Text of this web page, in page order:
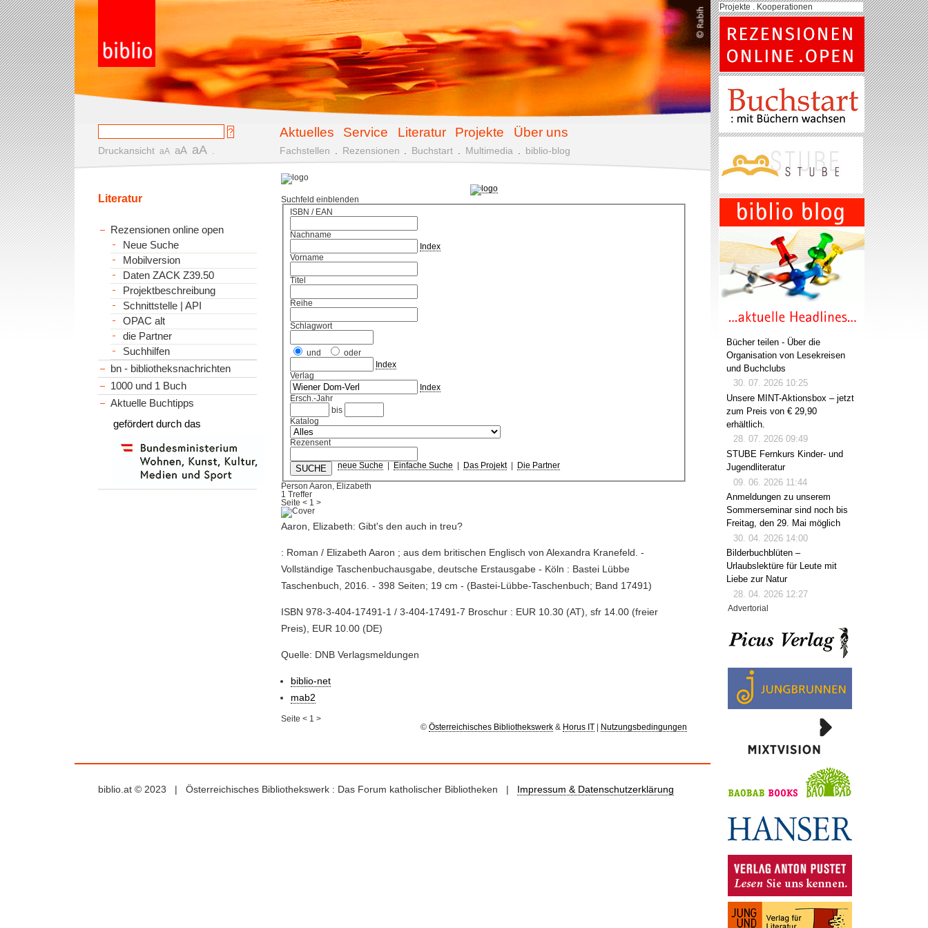
Aktuelles Service Literatur Projekte Über uns
Druckansicht aA aA aA Fachstellen Rezensionen Buchstart Multimedia biblio-blog
Suchfeld einblenden
ISBN / EAN
Nachname
Index
Vorname
Titel
Reihe
Schlagwort
und
oder
Index
Verlag
Index
Ersch.-Jahr
bis
Katalog
Rezensent
neue Suche Einfache Suche Das Projekt| Die Partner
Person Aaron, Elizabeth
1 Treffer
Seite< 1 >
Aaron, Elizabeth: Gibt's den auch in treu?
: Roman / Elizabeth Aaron ; aus dem britischen Englisch von Alexandra Kranefeld. -
Vollständige Taschenbuchausgabe, deutsche Erstausgabe - Köln : Bastei Lübbe
Taschenbuch, 2016. - 398 Seiten; 19 cm - (Bastei-Lübbe-Taschenbuch; Band 17491)
ISBN 978-3-404-17491-1 / 3-404-17491-7 Broschur : EUR 10.30 (AT), sfr 14.00 (freier
Preis), EUR 10.00 (DE)
Quelle: DNB Verlagsmeldungen
biblio-net
mab2
Seite< 1 >
© Österreichisches Bibliothekswerk& Horus IT Nutzungsbedingungen
Literatur
Rezensionen online open
Neue Suche
Mobilversion
Daten ZACK Z39.50
Projektbeschreibung
Schnittstelle | API
OPAC alt
die Partner
Suchhilfen
bn - bibliotheksnachrichten
1000 und 1 Buch
Aktuelle Buchtipps
gefördert durch das
biblio.at © 2023 | Österreichisches Bibliothekswerk : Das Forum katholischer Bibliotheken | Impressum & Datenschutzerklärung
Projekte . Kooperationen
Bücher teilen - Über die
Organisation von Lesekreisen
und Buchclubs
30. 07. 2026 10:25
Unsere MINT-Aktionsbox – jetzt
zum Preis von € 29,90
erhältlich.
28. 07. 2026 09:49
STUBE Fernkurs Kinder- und
Jugendliteratur
09. 06. 2026 11:44
Anmeldungen zu unserem
Sommerseminar sind noch bis
Freitag, den 29. Mai möglich
30. 04. 2026 14:00
Bilderbuchblüten –
Urlaubslektüre für Leute mit
Liebe zur Natur
28. 04. 2026 12:27
Advertorial